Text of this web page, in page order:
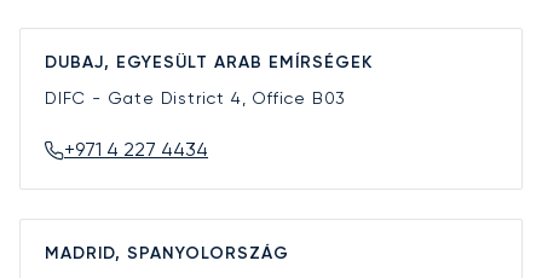
DUBAJ, EGYESÜLT ARAB EMÍRSÉGEK
DIFC - Gate District 4, Office B03
+971 4 227 4434
MADRID, SPANYOLORSZÁG